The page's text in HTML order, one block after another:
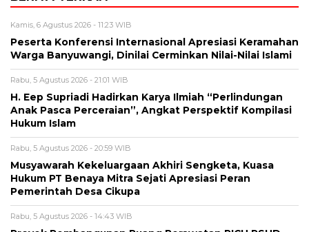
Kamis, 6 Agustus 2026 - 11:23 WIB
Peserta Konferensi Internasional Apresiasi Keramahan
Warga Banyuwangi, Dinilai Cerminkan Nilai-Nilai Islami
Rabu, 5 Agustus 2026 - 21:01 WIB
H. Eep Supriadi Hadirkan Karya Ilmiah “Perlindungan
Anak Pasca Perceraian”, Angkat Perspektif Kompilasi
Hukum Islam
Rabu, 5 Agustus 2026 - 20:59 WIB
Musyawarah Kekeluargaan Akhiri Sengketa, Kuasa
Hukum PT Benaya Mitra Sejati Apresiasi Peran
Pemerintah Desa Cikupa
Rabu, 5 Agustus 2026 - 14:43 WIB